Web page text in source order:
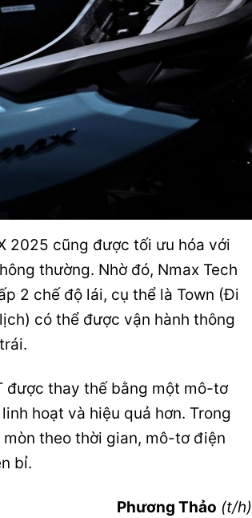
2025 cũng được tối ưu hóa với
thường. Nhờ đó, Nmax Tech
2 chế độ lái, cụ thể là Town (Đi
có thể được vận hành thông
được thay thế bằng một mô-tơ
hoạt và hiệu quả hơn. Trong
theo thời gian, mô-tơ điện
bỉ.
Phương Thảo (t/h)